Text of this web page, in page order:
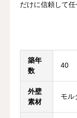
だけに信頼して任
築年
数
40
外壁
素材
モル